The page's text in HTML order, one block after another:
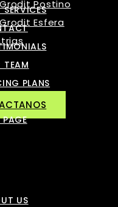
Grodit Postino
Grodit Esfera
SERVICES
TEAM
PLANS
US